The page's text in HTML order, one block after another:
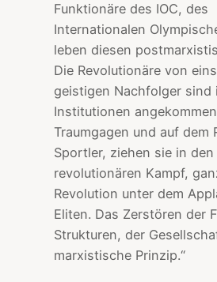
Funktionäre des IOC, des
Internationalen
leben diesen
Die Revolutionäre von
geistigen Nachfolger sind
Institutionen
Traumgagen und auf dem
Sportler, ziehen sie in den
revolutionären Kampf,
Revolution unter dem
Eliten. Das Zerstören der
Strukturen, der
marxistische Prinzip.“